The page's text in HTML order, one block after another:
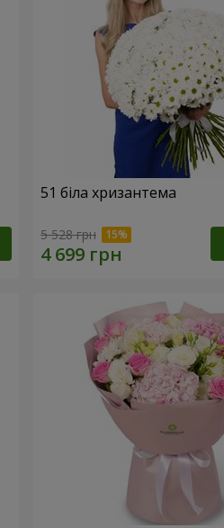
51 біла хризантема
5 528 грн